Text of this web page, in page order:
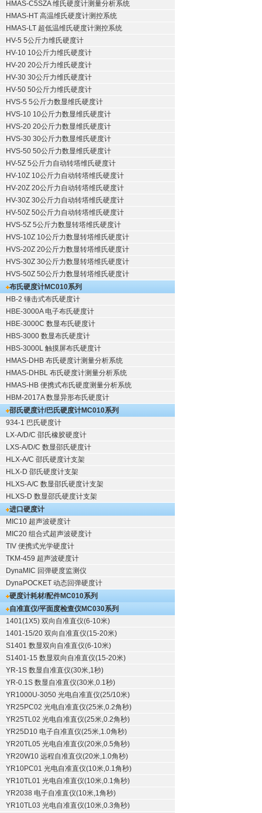
HMAS-C5SZA 维氏硬度计测量分析系统
HMAS-HT 高温维氏硬度计测控系统
HMAS-LT 超低温维氏硬度计测控系统
HV-5 5公斤力维氏硬度计
HV-10 10公斤力维氏硬度计
HV-20 20公斤力维氏硬度计
HV-30 30公斤力维氏硬度计
HV-50 50公斤力维氏硬度计
HVS-5 5公斤力数显维氏硬度计
HVS-10 10公斤力数显维氏硬度计
HVS-20 20公斤力数显维氏硬度计
HVS-30 30公斤力数显维氏硬度计
HVS-50 50公斤力数显维氏硬度计
HV-5Z 5公斤力自动转塔维氏硬度计
HV-10Z 10公斤力自动转塔维氏硬度计
HV-20Z 20公斤力自动转塔维氏硬度计
HV-30Z 30公斤力自动转塔维氏硬度计
HV-50Z 50公斤力自动转塔维氏硬度计
HVS-5Z 5公斤力数显转塔维氏硬度计
HVS-10Z 10公斤力数显转塔维氏硬度计
HVS-20Z 20公斤力数显转塔维氏硬度计
HVS-30Z 30公斤力数显转塔维氏硬度计
HVS-50Z 50公斤力数显转塔维氏硬度计
布氏硬度计MC010系列
HB-2 锤击式布氏硬度计
HBE-3000A 电子布氏硬度计
HBE-3000C 数显布氏硬度计
HBS-3000 数显布氏硬度计
HBS-3000L 触摸屏布氏硬度计
HMAS-DHB 布氏硬度计测量分析系统
HMAS-DHBL 布氏硬度计测量分析系统
HMAS-HB 便携式布氏硬度测量分析系统
HBM-2017A 数显异形布氏硬度计
邵氏硬度计/巴氏硬度计MC010系列
934-1 巴氏硬度计
LX-A/D/C 邵氏橡胶硬度计
LXS-A/D/C 数显邵氏硬度计
HLX-A/C 邵氏硬度计支架
HLX-D 邵氏硬度计支架
HLXS-A/C 数显邵氏硬度计支架
HLXS-D 数显邵氏硬度计支架
进口硬度计
MIC10 超声波硬度计
MIC20 组合式超声波硬度计
TIV 便携式光学硬度计
TKM-459 超声波硬度计
DynaMIC 回弹硬度监测仪
DynaPOCKET 动态回弹硬度计
硬度计耗材/配件MC010系列
自准直仪/平面度检查仪MC030系列
1401(1X5) 双向自准直仪(6-10米)
1401-15/20 双向自准直仪(15-20米)
S1401 数显双向自准直仪(6-10米)
S1401-15 数显双向自准直仪(15-20米)
YR-1S 数显自准直仪(30米,1秒)
YR-0.1S 数显自准直仪(30米,0.1秒)
YR1000U-3050 光电自准直仪(25/10米)
YR25PC02 光电自准直仪(25米,0.2角秒)
YR25TL02 光电自准直仪(25米,0.2角秒)
YR25D10 电子自准直仪(25米,1.0角秒)
YR20TL05 光电自准直仪(20米,0.5角秒)
YR20W10 远程自准直仪(20米,1.0角秒)
YR10PC01 光电自准直仪(10米,0.1角秒)
YR10TL01 光电自准直仪(10米,0.1角秒)
YR2038 电子自准直仪(10米,1角秒)
YR10TL03 光电自准直仪(10米,0.3角秒)